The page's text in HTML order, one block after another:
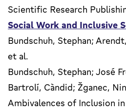
Scientific Research
Social Work and Inclusive
Bundschuh, Stephan;
et al.
Bundschuh, Stephan; José
Bartrolí, Càndid; Žganec,
Ambivalences of Inclusion